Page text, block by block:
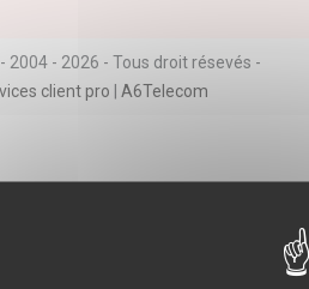
- 2026 - Tous droit résevés -
client pro A6Telecom